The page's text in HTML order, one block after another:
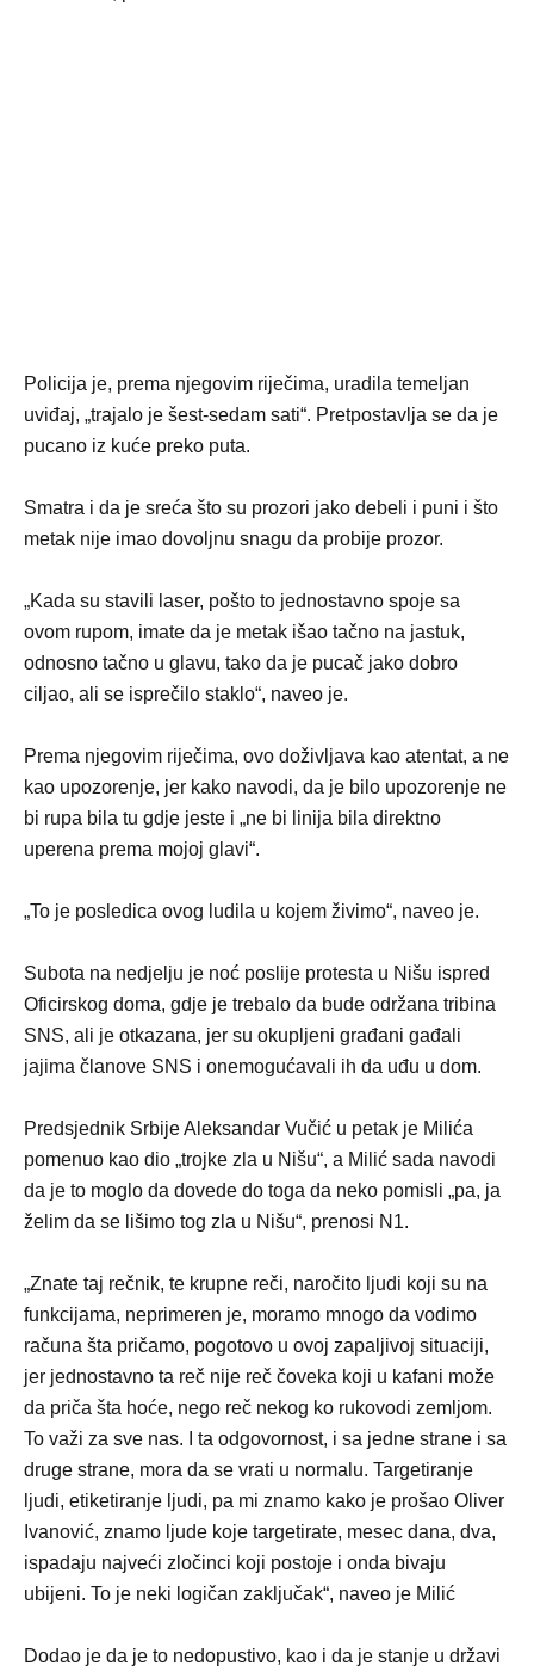
Policija je, prema njegovim riječima, uradila temeljan
uviđaj, „trajalo je šest-sedam sati“. Pretpostavlja se da je
pucano iz kuće preko puta.
Smatra i da je sreća što su prozori jako debeli i puni i što
metak nije imao dovoljnu snagu da probije prozor.
„Kada su stavili laser, pošto to jednostavno spoje sa
ovom rupom, imate da je metak išao tačno na jastuk,
odnosno tačno u glavu, tako da je pucač jako dobro
ciljao, ali se isprečilo staklo“, naveo je.
Prema njegovim riječima, ovo doživljava kao atentat, a ne
kao upozorenje, jer kako navodi, da je bilo upozorenje ne
bi rupa bila tu gdje jeste i „ne bi linija bila direktno
uperena prema mojoj glavi“.
„To je posledica ovog ludila u kojem živimo“, naveo je.
Subota na nedjelju je noć poslije protesta u Nišu ispred
Oficirskog doma, gdje je trebalo da bude održana tribina
SNS, ali je otkazana, jer su okupljeni građani gađali
jajima članove SNS i onemogućavali ih da uđu u dom.
Predsjednik Srbije Aleksandar Vučić u petak je Milića
pomenuo kao dio „trojke zla u Nišu“, a Milić sada navodi
da je to moglo da dovede do toga da neko pomisli „pa, ja
želim da se lišimo tog zla u Nišu“, prenosi N1.
„Znate taj rečnik, te krupne reči, naročito ljudi koji su na
funkcijama, neprimeren je, moramo mnogo da vodimo
računa šta pričamo, pogotovo u ovoj zapaljivoj situaciji,
jer jednostavno ta reč nije reč čoveka koji u kafani može
da priča šta hoće, nego reč nekog ko rukovodi zemljom.
To važi za sve nas. I ta odgovornost, i sa jedne strane i sa
druge strane, mora da se vrati u normalu. Targetiranje
ljudi, etiketiranje ljudi, pa mi znamo kako je prošao Oliver
Ivanović, znamo ljude koje targetirate, mesec dana, dva,
ispadaju najveći zločinci koji postoje i onda bivaju
ubijeni. To je neki logičan zaključak“, naveo je Milić
Dodao je da je to nedopustivo, kao i da je stanje u državi